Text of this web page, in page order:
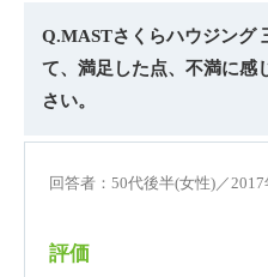
Q.MASTさくらハウジング
て、満足した点、不満に感
さい。
回答者：50代後半(女性)／
評価